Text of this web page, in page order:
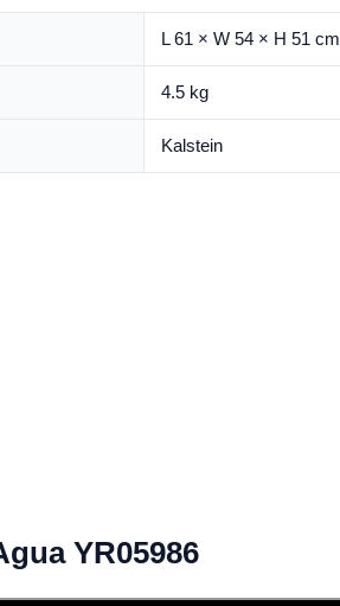
L 61 × W 54 × H 51 cm
4.5 kg
Kalstein
YR05986